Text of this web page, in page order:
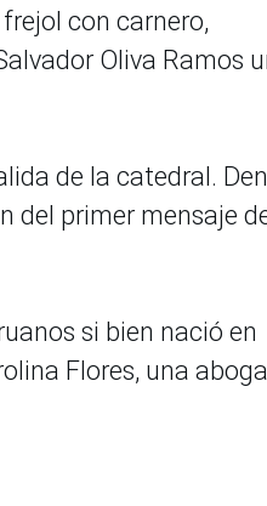
con carnero,
Oliva Ramos
de la catedral.
del primer mensaje
si bien nació en
Flores, una